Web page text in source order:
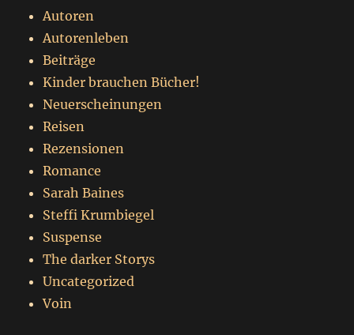
Autoren
Autorenleben
Beiträge
Kinder brauchen Bücher!
Neuerscheinungen
Reisen
Rezensionen
Romance
Sarah Baines
Steffi Krumbiegel
Suspense
The darker Storys
Uncategorized
Voin